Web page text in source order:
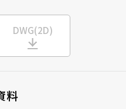
DWG(2D)
料